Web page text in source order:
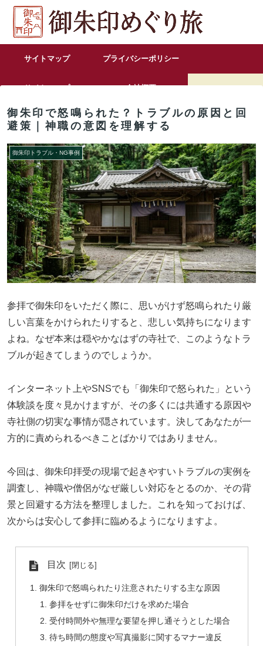
サイトマップ プライバシーポリシー
サイトマップ 会社概要
お問い合わせ
御朱印で怒鳴られた？トラブルの原因と回
避策｜神職の意図を理解する
御朱印トラブル・NG事例
参拝で御朱印をいただく際に、思いがけず怒鳴られたり厳
しい言葉をかけられたりすると、悲しい気持ちになります
よね。なぜ本来は穏やかなはずの寺社で、このようなトラ
ブルが起きてしまうのでしょうか。
インターネット上やSNSでも「御朱印で怒られた」という
体験談を度々見かけますが、その多くには共通する原因や
寺社側の切実な事情が隠されています。決してあなたが一
方的に責められるべきことばかりではありません。
今回は、御朱印拝受の現場で起きやすいトラブルの実例を
調査し、神職や僧侶がなぜ厳しい対応をとるのか、その背
景と回避する方法を整理しました。これを知っておけば、
次からは安心して参拝に臨めるようになりますよ。
目次
御朱印で怒鳴られたり注意されたりする主な原因
参拝をせずに御朱印だけを求めた場合
受付時間外や無理な要望を押し通そうとした場合
待ち時間の態度や写真撮影に関するマナー違反